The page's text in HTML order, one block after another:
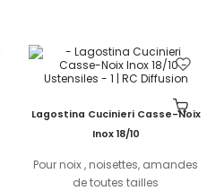
Lagostina Cucinieri Casse-Noix
Inox 18/10
Pour noix , noisettes, amandes
de toutes tailles